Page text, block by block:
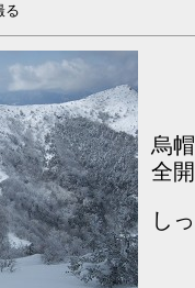
る
烏
全
し